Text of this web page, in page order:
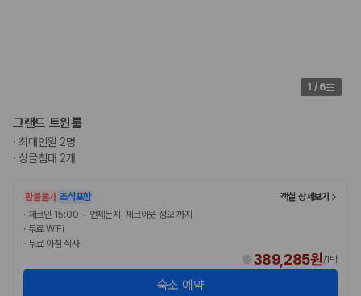
1 / 6
그랜드 트윈룸
· 최대인원 2명
·싱글침대 2개
환불불가 조식포함
객실 상세보기
· 체크인 15:00 ~ 언제든지, 체크아웃 정오 까지
· 무료 WiFi
· 무료 아침 식사
389,285원/1박
숙소 예약